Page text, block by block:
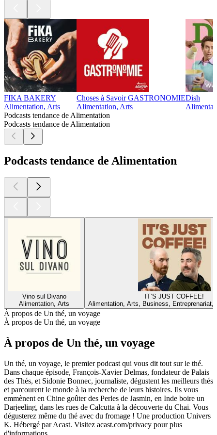
FIKA BAKERY
Alimentation, Arts
Choses à Savoir GASTRONOMIE
Alimentation, Arts
Dish
Podcasts tendance de Alimentation
Podcasts tendance de Alimentation
Podcasts tendance de Alimentation
Vino sul Divano
Alimentation, Arts
IT’S JUST COFFEE!
Alimentation, Arts, Business, Entreprenariat,
À propos de Un thé, un voyage
À propos de Un thé, un voyage
À propos de Un thé, un voyage
Un thé, un voyage, le premier podcast qui vous dit tout sur le thé.
Dans chaque épisode, François-Xavier Delmas, fondateur de Palais
des Thés, et Sidonie Bonnec, journaliste, dégustent les meilleurs thés
et parcourent le monde à la recherche de leurs histoires. Ils vous
emmènent en Chine goûter des Perles de Jasmin, en Inde boire un
Darjeeling, dans les rues de Calcutta à la découverte du Chai. Vous
dégusterez même du thé avec du fromage ! Une production Univers
K. Hébergé par Acast. Visitez acast.com/privacy pour plus
d'informations.